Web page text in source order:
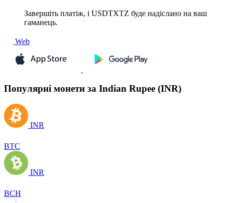
Завершіть платіж, і USDTXTZ буде надіслано на ваш
гаманець.
Web
Популярні монети за Indian Rupee (INR)
INR
BTC
INR
BCH